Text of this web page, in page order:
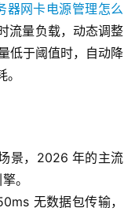
器网卡电源管理怎么
流量负载，动态调整
低于阈值时，自动降
景，2026 年的主流
。
无数据包传输，